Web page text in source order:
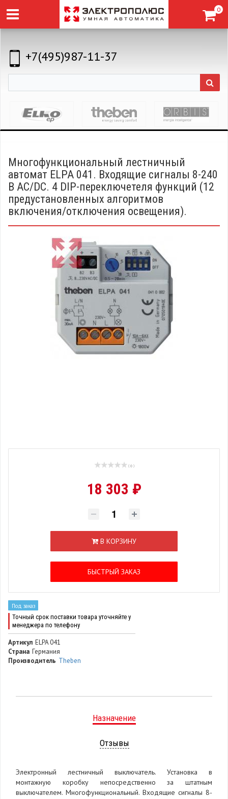
0
+7(495)987-11-37
Многофункциональный лестничный
автомат ELPA 041. Входящие сигналы 8-240
В AC/DC. 4 DIP-переключетеля функций (12
предустановленных алгоритмов
включения/отключения освещения).
( 0 )
18 303 ₽
В КОРЗИНУ
БЫСТРЫЙ ЗАКАЗ
Под заказ
Точный срок поставки товара уточняйте у
менеджера по телефону
Артикул ELPA 041
Страна Германия
Производитель Theben
Назначение
Отзывы
Электронный лестничный выключатель. Установка в
монтажную коробку непосредственно за штатным
выключателем. Многофункциональный. Входящие сигналы 8-